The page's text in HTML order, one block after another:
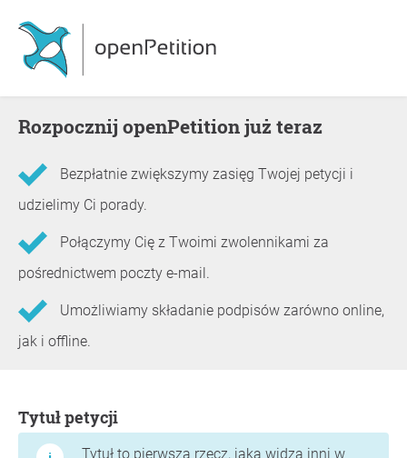
Rozpocznij openPetition już teraz
Bezpłatnie zwiększymy zasięg Twojej petycji i
udzielimy Ci porady.
Połączymy Cię z Twoimi zwolennikami za
pośrednictwem poczty e-mail.
Umożliwiamy składanie podpisów zarówno online,
jak i offline.
Tytuł petycji
Tytuł to pierwsza rzecz, jaką widzą inni w